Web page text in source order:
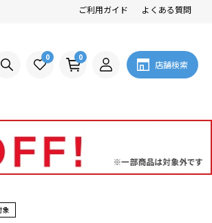
ご利用ガイド よくある質問
0 0
店舗検索
象